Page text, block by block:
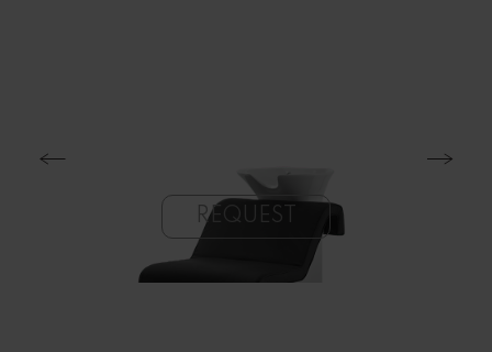
REQUEST